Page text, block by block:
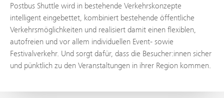
Postbus Shuttle wird in bestehende Verkehrskonzepte
intelligent eingebettet, kombiniert bestehende öffentliche
Verkehrsmöglichkeiten und realisiert damit einen flexiblen,
autofreien und vor allem individuellen Event- sowie
Festivalverkehr. Und sorgt dafür, dass die Besucher:innen sicher
und pünktlich zu den Veranstaltungen in ihrer Region kommen.